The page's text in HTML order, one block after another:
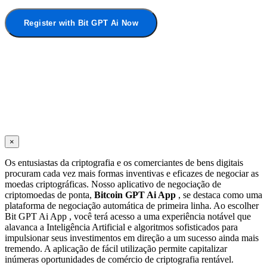
Register with Bit GPT Ai Now
×
Os entusiastas da criptografia e os comerciantes de bens digitais
procuram cada vez mais formas inventivas e eficazes de negociar as
moedas criptográficas. Nosso aplicativo de negociação de
criptomoedas de ponta, Bitcoin GPT Ai App , se destaca como uma
plataforma de negociação automática de primeira linha. Ao escolher
Bit GPT Ai App , você terá acesso a uma experiência notável que
alavanca a Inteligência Artificial e algoritmos sofisticados para
impulsionar seus investimentos em direção a um sucesso ainda mais
tremendo. A aplicação de fácil utilização permite capitalizar
inúmeras oportunidades de comércio de criptografia rentável.